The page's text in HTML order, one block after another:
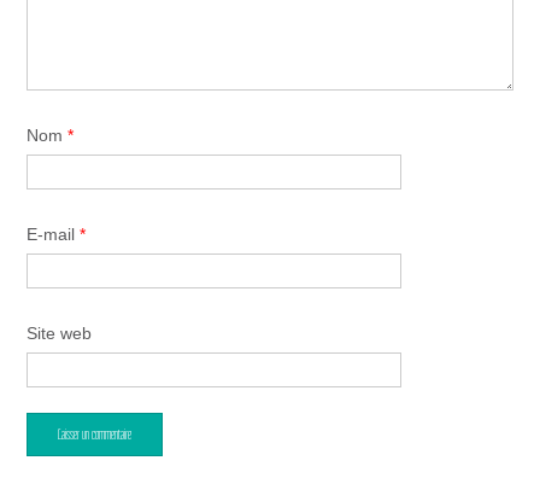
Nom *
E-mail *
Site web